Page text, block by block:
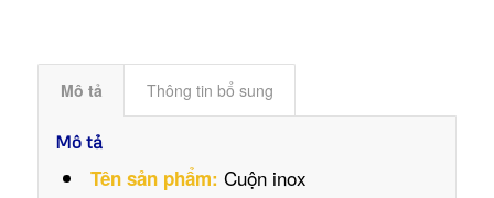
Mô tả Thông tin bổ sung
Mô tả
Tên sản phẩm: Cuộn inox